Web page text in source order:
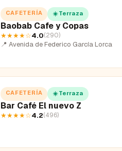
CAFETERÍA ☀️ Terraza
Baobab Cafe y Copas
★★★★☆4.0(290)
📍Avenida de Federico García Lorca
CAFETERÍA ☀️ Terraza
Bar Café El nuevo Z
★★★★☆4.2(496)